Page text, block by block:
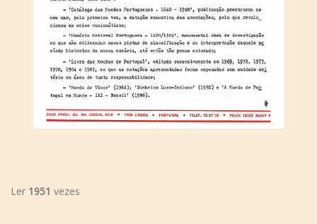
Ler 1951 vezes